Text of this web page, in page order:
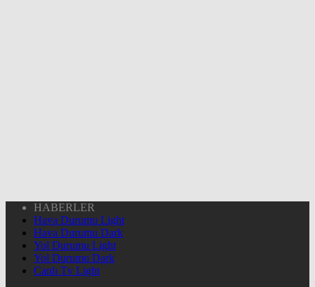
HABERLER
Hava Durumu Light
Hava Durumu Dark
Yol Durumu Light
Yol Durumu Dark
Canlı Tv Light